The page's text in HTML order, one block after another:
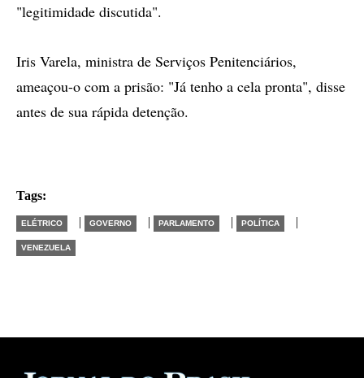
"legitimidade discutida".
Iris Varela, ministra de Serviços Penitenciários,
ameaçou-o com a prisão: "Já tenho a cela pronta", disse
antes de sua rápida detenção.
Tags:
ELÉTRICO | GOVERNO | PARLAMENTO | POLÍTICA |
VENEZUELA